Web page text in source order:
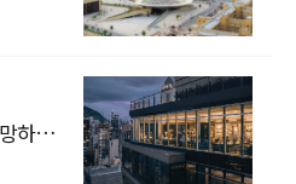
경마장과 산세를 조망하는 CCD Hong Kong Creative Center